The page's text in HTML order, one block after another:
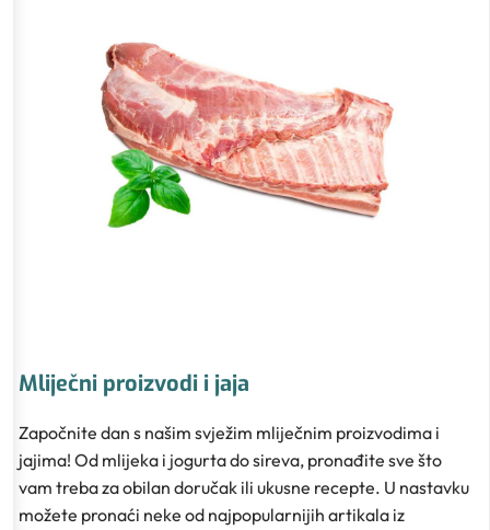
Mliječni proizvodi i jaja
Započnite dan s našim svježim mliječnim proizvodima i
jajima! Od mlijeka i jogurta do sireva, pronađite sve što
vam treba za obilan doručak ili ukusne recepte. U nastavku
možete pronaći neke od najpopularnijih artikala iz